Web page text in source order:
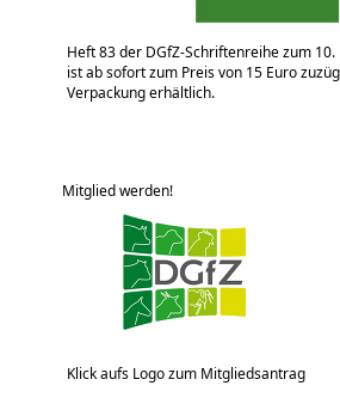
Heft 83 der DGfZ-Schriftenreihe zum
ist ab sofort zum Preis von 15 Euro
Verpackung erhältlich.
Mitglied werden!
Klick aufs Logo zum Mitgliedsantrag